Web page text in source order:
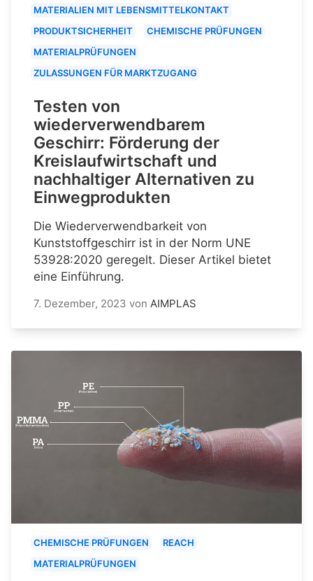
MATERIALIEN MIT LEBENSMITTELKONTAKT
PRODUKTSICHERHEIT
CHEMISCHE PRÜFUNGEN
MATERIALPRÜFUNGEN
ZULASSUNGEN FÜR MARKTZUGANG
Testen von
wiederverwendbarem
Geschirr: Förderung der
Kreislaufwirtschaft und
nachhaltiger Alternativen zu
Einwegprodukten
Die Wiederverwendbarkeit von
Kunststoffgeschirr ist in der Norm UNE
53928:2020 geregelt. Dieser Artikel bietet
eine Einführung.
7. Dezember, 2023 von AIMPLAS
CHEMISCHE PRÜFUNGEN
REACH
MATERIALPRÜFUNGEN